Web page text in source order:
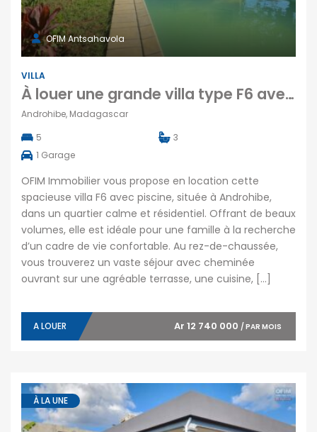
OFIM Antsahavola
VILLA
À louer une grande villa type F6 avec piscine située dans un quartier calme à Androhibe Madagascar
Androhibe, Madagascar
5
3
1 Garage
OFIM Immobilier vous propose en location cette
spacieuse villa F6 avec piscine, située à Androhibe,
dans un quartier calme et résidentiel. Offrant de beaux
volumes, elle est idéale pour une famille à la recherche
d’un cadre de vie confortable. Au rez-de-chaussée,
vous trouverez un vaste séjour avec cheminée
ouvrant sur une agréable terrasse, une cuisine, […]
A LOUER Ar 12 740 000 / PAR MOIS
À LA UNE